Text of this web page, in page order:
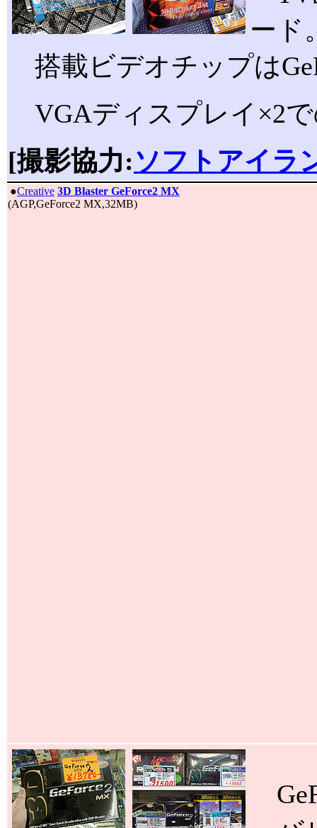
ード
搭載ビデオチップは
VGAディスプレイ×2で
[撮影協力:ソフトアイラ
●Creative 3D Blaster GeForce2 MX
(AGP,GeForce2 MX,32MB)